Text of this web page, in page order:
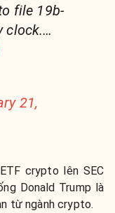
file 19b-
clock.…
21,
crypto lên SEC
Donald Trump là
từ ngành crypto.